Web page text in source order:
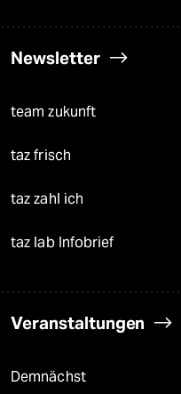
Newsletter
team zukunft
taz frisch
taz zahl ich
taz lab Infobrief
Veranstaltungen
Demnächst